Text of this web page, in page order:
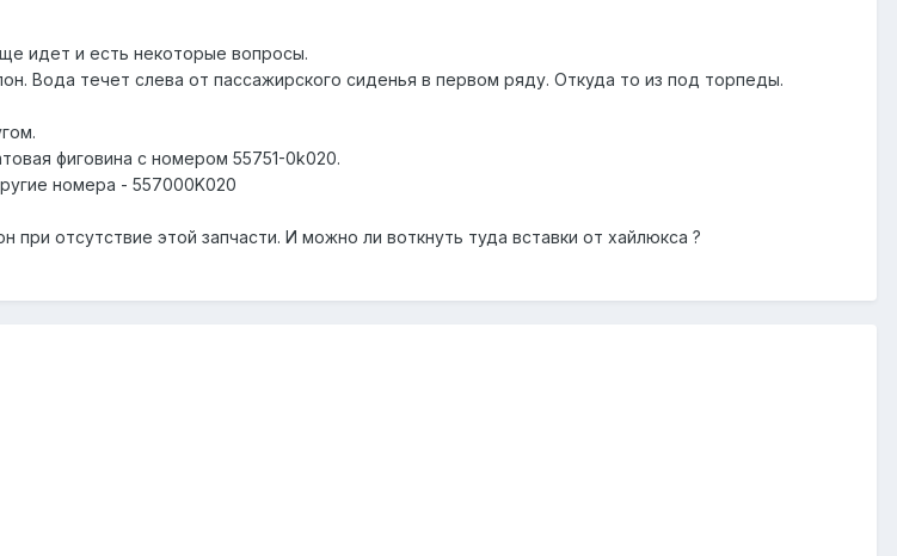
идет и есть некоторые вопросы.
Вода течет слева от пассажирского сиденья в первом ряду. Откуда то из под торпеды.
фиговина с номером 55751-0k020.
номера - 557000K020
отсутствие этой запчасти. И можно ли воткнуть туда вставки от хайлюкса ?